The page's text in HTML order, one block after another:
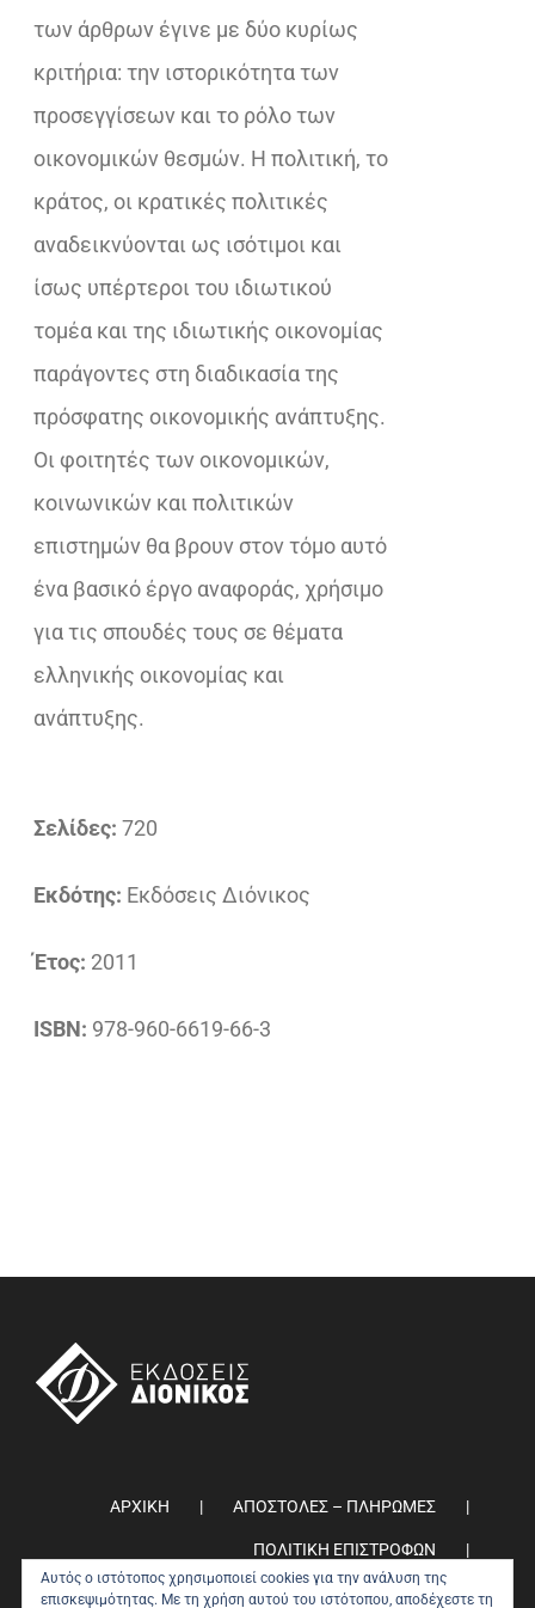
των άρθρων έγινε με δύο κυρίως
κριτήρια: την ιστορικότητα των
προσεγγίσεων και το ρόλο των
οικονομικών θεσμών. Η πολιτική, το
κράτος, οι κρατικές πολιτικές
αναδεικνύονται ως ισότιμοι και
ίσως υπέρτεροι του ιδιωτικού
τομέα και της ιδιωτικής οικονομίας
παράγοντες στη διαδικασία της
πρόσφατης οικονομικής ανάπτυξης.
Οι φοιτητές των οικονομικών,
κοινωνικών και πολιτικών
επιστημών θα βρουν στον τόμο αυτό
ένα βασικό έργο αναφοράς, χρήσιμο
για τις σπουδές τους σε θέματα
ελληνικής οικονομίας και
ανάπτυξης.
Σελίδες: 720
Εκδότης: Εκδόσεις Διόνικος
Έτος: 2011
ISBN: 978-960-6619-66-3
ΑΡΧΙΚΗ ΑΠΟΣΤΟΛΕΣ – ΠΛΗΡΩΜΕΣ
ΠΟΛΙΤΙΚΗ ΕΠΙΣΤΡΟΦΩΝ
ΠΟΛΙΤΙΚΗ ΑΠΟΡΡΗΤΟΥ 0
Αυτός ο ιστότοπος χρησιμοποιεί cookies για την ανάλυση της
επισκεψιμότητας. Με τη χρήση αυτού του ιστότοπου, αποδέχεστε τη